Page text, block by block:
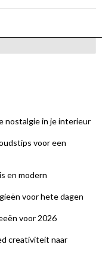
nostalgie in je interieur
voor een
en modern
voor hete dagen
voor 2026
creativiteit naar